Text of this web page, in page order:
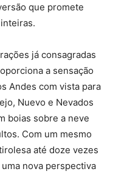
que promete
já consagradas
a sensação
Andes com vista para
Nuevo e Nevados
boias sobre a neve
Com um mesmo
até doze vezes
nova perspectiva